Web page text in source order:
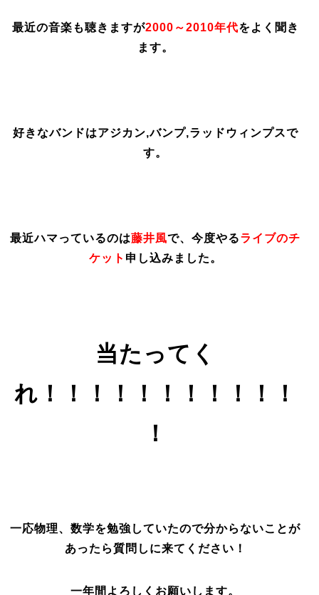
最近の音楽も聴きますが2000～2010年代をよく聞き
ます。
好きなバンドはアジカン,バンプ,ラッドウィンプスで
す。
最近ハマっているのは藤井風で、今度やるライブのチ
ケット 申し込みました。
当たってく
れ！！！！！！！！！！！
！
一応物理、数学を勉強していたので分からないことが
あったら質問しに来てください！
一年間よろしくお願いします。